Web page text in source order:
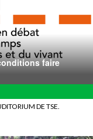
faire
DE TSE.